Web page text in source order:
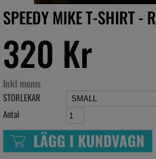
SPEEDY MIKE T-SHIRT -
320 Kr
Inkl moms
STORLEKAR
Antal